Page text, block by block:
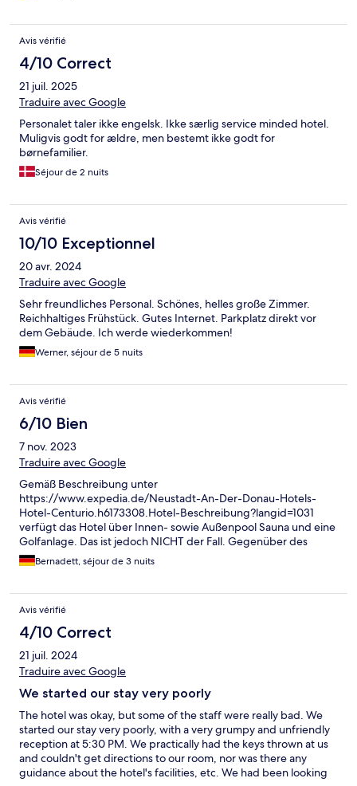
Avis vérifié
4/10 Correct
21 juil. 2025
Traduire avec Google
Personalet taler ikke engelsk. Ikke særlig service minded hotel.
Muligvis godt for ældre, men bestemt ikke godt for
børnefamilier.
Séjour de 2 nuits
Avis vérifié
10/10 Exceptionnel
20 avr. 2024
Traduire avec Google
Sehr freundliches Personal. Schönes, helles große Zimmer.
Reichhaltiges Frühstück. Gutes Internet. Parkplatz direkt vor
dem Gebäude. Ich werde wiederkommen!
Werner, séjour de 5 nuits
Avis vérifié
6/10 Bien
7 nov. 2023
Traduire avec Google
Gemäß Beschreibung unter
https://www.expedia.de/Neustadt-An-Der-Donau-Hotels-
Hotel-Centurio.h6173308.Hotel-Beschreibung?langid=1031
verfügt das Hotel über Innen- sowie Außenpool Sauna und eine
Golfanlage. Das ist jedoch NICHT der Fall. Gegenüber des
Hotels befindet sich eine Therme (Limes-Therme) und in 400m
Entfernung befindet sich eine Golfanlage. Die Einrichtungen
Thermeneintritt liegt bei 23 EUR je Person und man erhält eine
halbe Stunde Badeverlängerung als Hotelgast.
Bernadett, séjour de 3 nuits
Avis vérifié
4/10 Correct
21 juil. 2024
Traduire avec Google
We started our stay very poorly
The hotel was okay, but some of the staff were really bad. We
started our stay very poorly, with a very grumpy and unfriendly
reception at 5:30 PM. We practically had the keys thrown at us
and couldn't get directions to our room, nor was there any
guidance about the hotel's facilities, etc. We had been looking